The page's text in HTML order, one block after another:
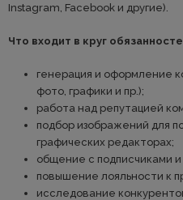
Instagram, Facebook и другие).
Что входит в круг
генерация и оформление
фото, графики и пр.);
работа над репутацией
подбор изображений для
графических редакторах;
общение с подписчиками
повышение лояльности к
исследование